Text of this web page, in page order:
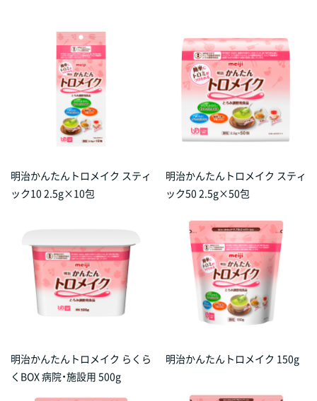
明治かんたんトロメイク スティ
ック10 2.5g×10包
明治かんたんトロメイク スティ
ック50 2.5g×50包
明治かんたんトロメイク らくら
くBOX 病院・施設用 500g
明治かんたんトロメイク 150g